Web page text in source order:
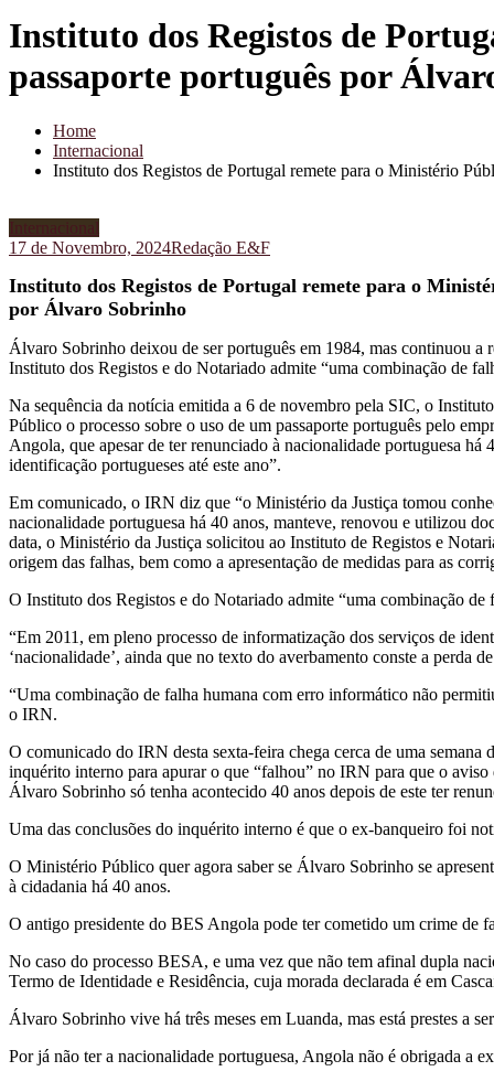
Instituto dos Registos de
passaporte português por
Home
Internacional
Instituto dos Registos de Portugal remete para o Ministério
Internacional
17 de Novembro, 2024Redação E&F
Instituto dos Registos de Portugal remete para o
por Álvaro Sobrinho
Álvaro Sobrinho deixou de ser português em 1984, mas continuou a
Instituto dos Registos e do Notariado admite “uma combinação de
Na sequência da notícia emitida a 6 de novembro pela SIC, o
Público o processo sobre o uso de um passaporte português pelo
Angola, que apesar de ter renunciado à nacionalidade portuguesa
identificação portugueses até este ano”.
Em comunicado, o IRN diz que “o Ministério da Justiça tomou
nacionalidade portuguesa há 40 anos, manteve, renovou e utilizou
data, o Ministério da Justiça solicitou ao Instituto de Registos e
origem das falhas, bem como a apresentação de medidas para as
O Instituto dos Registos e do Notariado admite “uma combinação
“Em 2011, em pleno processo de informatização dos serviços de
‘nacionalidade’, ainda que no texto do averbamento conste a perda
“Uma combinação de falha humana com erro informático não
o IRN.
O comunicado do IRN desta sexta-feira chega cerca de uma
inquérito interno para apurar o que “falhou” no IRN para que o
Álvaro Sobrinho só tenha acontecido 40 anos depois de este ter
Uma das conclusões do inquérito interno é que o ex-banqueiro foi
O Ministério Público quer agora saber se Álvaro Sobrinho se
à cidadania há 40 anos.
O antigo presidente do BES Angola pode ter cometido um crime de
No caso do processo BESA, e uma vez que não tem afinal dupla
Termo de Identidade e Residência, cuja morada declarada é em
Álvaro Sobrinho vive há três meses em Luanda, mas está prestes a
Por já não ter a nacionalidade portuguesa, Angola não é obrigada a